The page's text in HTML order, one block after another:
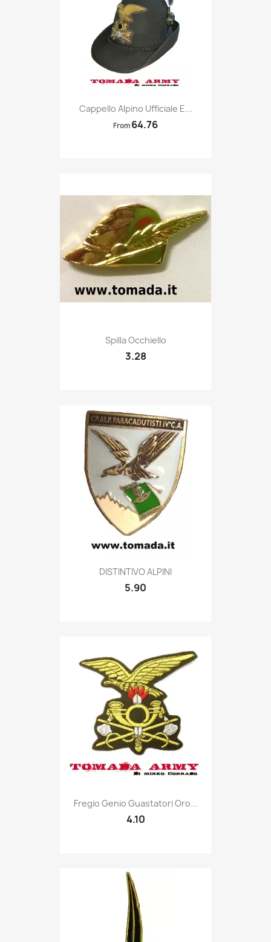
 Quick view
Cappello Alpino Ufficiale E...
From 64.76
Quick view
Spilla Occhiello
3.28
Quick view
DISTINTIVO ALPINI
5.90
Quick view
Fregio Genio Guastatori Oro...
4.10